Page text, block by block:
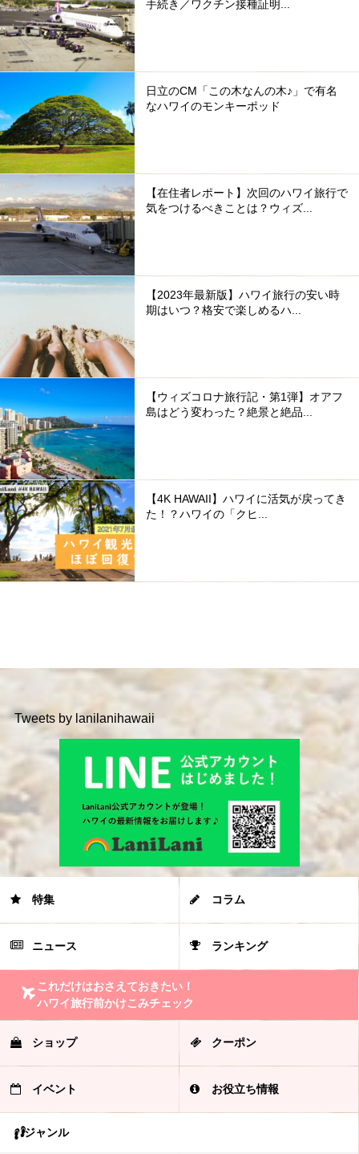
手続き／ワクチン接種証明...
日立のCM「この木なんの木♪」で有名
なハワイのモンキーポッド
【在住者レポート】次回のハワイ旅行で
気をつけるべきことは？ウィズ...
【2023年最新版】ハワイ旅行の安い時
期はいつ？格安で楽しめるハ...
【ウィズコロナ旅行記・第1弾】オアフ
島はどう変わった？絶景と絶品...
【4K HAWAII】ハワイに活気が戻ってき
た！？ハワイの「クヒ...
Tweets by lanilanihawaii
特集 コラム
ニュース ランキング
これだけはおさえておきたい！
ハワイ旅行前かけこみチェック
ショップ クーポン
イベント お役立ち情報
ジャンル